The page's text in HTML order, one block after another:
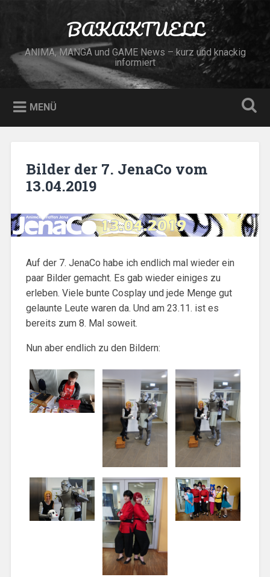
BAKAKTUELL
ANIMA, MANGA und GAME News – kurz und knackig
informiert
MENÜ
Bilder der 7. JenaCo vom
13.04.2019
Auf der 7. JenaCo habe ich endlich mal wieder ein
paar Bilder gemacht. Es gab wieder einiges zu
erleben. Viele bunte Cosplay und jede Menge gut
gelaunte Leute waren da. Und am 23.11. ist es
bereits zum 8. Mal soweit.
Nun aber endlich zu den Bildern: